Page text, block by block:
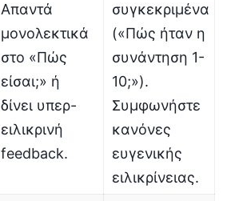
Απαντά
μονολεκτικά
στο «Πώς
είσαι;» ή
δίνει υπερ-
ειλικρινή
feedback.
συγκεκριμένα
(«Πώς ήταν η
συνάντηση 1-
10;»).
Συμφωνήστε
κανόνες
ευγενικής
ειλικρίνειας.